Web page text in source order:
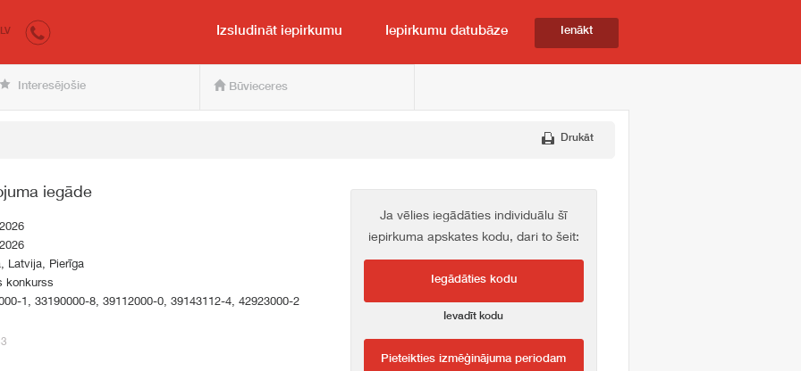
pircējam un pārdevējam
LV Izsludināt iepirkumu Iepirkumu datubāze Ienākt
Interesējošie Būvieceres
Drukāt
iegāde
Latvija, Pierīga
konkurss
1, 33190000-8, 39112000-0, 39143112-4, 42923000-2
Ja vēlies iegādāties individuālu šī
iepirkuma apskates kodu, dari to šeit:
Iegādāties kodu
Ievadīt kodu
Pieteikties izmēģinājuma periodam